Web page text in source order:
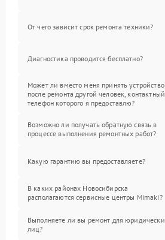
От чего зависит срок ремонта техники?
Диагностика проводится бесплатно?
Может ли вместо меня принять устройство
после ремонта другой человек, контактный
телефон которого я предоставлю?
Возможно ли получать обратную связь в
процессе выполнения ремонтных работ?
Какую гарантию вы предоставляете?
В каких районах Новосибирска
располагаются сервисные центры Mimaki?
Выполняете ли вы ремонт для
лиц?